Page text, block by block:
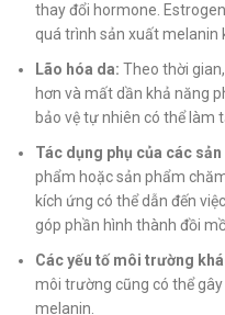
thay đổi hormone.
quá trình sản xuất melanin
Lão hóa da: Theo thời
hơn và mất dần khả năng
bảo vệ tự nhiên có thể làm
Tác dụng phụ của các
phẩm hoặc sản phẩm
kích ứng có thể dẫn đến
góp phần hình thành đồi
Các yếu tố môi trường
môi trường cũng có thể
melanin.